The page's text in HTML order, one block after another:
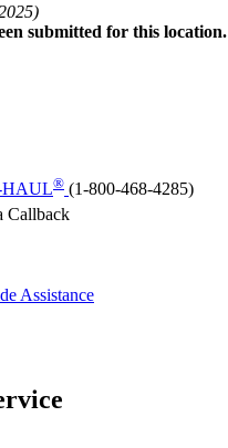
submitted for this location.
HAUL® (1-800-468-4285)
Callback
Assistance